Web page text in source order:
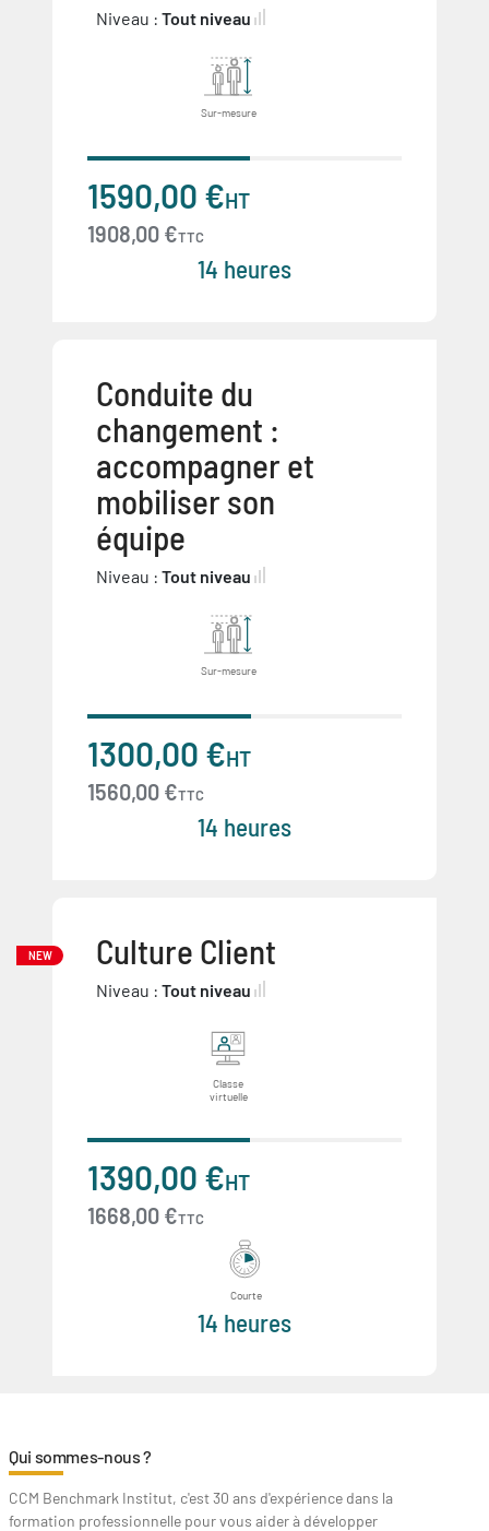
Niveau : Tout niveau
Sur-mesure
1590,00 €HT
1908,00 €TTC
14 heures
Conduite du
changement :
accompagner et
mobiliser son
équipe
Niveau : Tout niveau
Sur-mesure
1300,00 €HT
1560,00 €TTC
14 heures
NEW Culture Client
Niveau : Tout niveau
Classe
virtuelle
1390,00 €HT
1668,00 €TTC
Courte
14 heures
Qui sommes-nous ?
CCM Benchmark Institut, c'est 30 ans d'expérience dans la
formation professionnelle pour vous aider à développer